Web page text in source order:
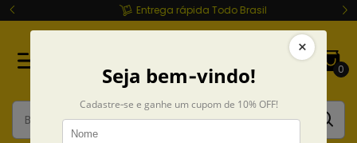
Entrega rápida Todo Brasil
0